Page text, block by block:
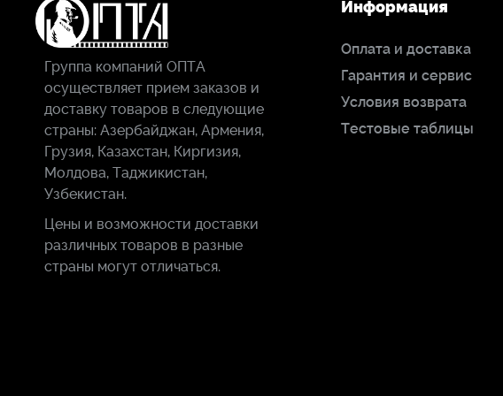
Группа компаний ОПТА
осуществляет прием заказов и
доставку товаров в следующие
страны: Азербайджан, Армения,
Грузия, Казахстан, Киргизия,
Молдова, Таджикистан,
Узбекистан.
Цены и возможности доставки
различных товаров в разные
страны могут отличаться.
Информация
Оплата и доставка
Гарантия и сервис
Условия возврата
Тестовые таблицы